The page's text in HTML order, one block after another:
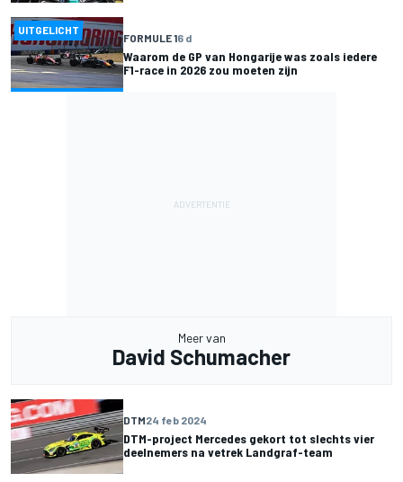
UITGELICHT
FORMULE 16 d
Waarom de GP van Hongarije was zoals iedere
F1-race in 2026 zou moeten zijn
Meer van
David Schumacher
DTM24 feb 2024
DTM-project Mercedes gekort tot slechts vier
deelnemers na vetrek Landgraf-team